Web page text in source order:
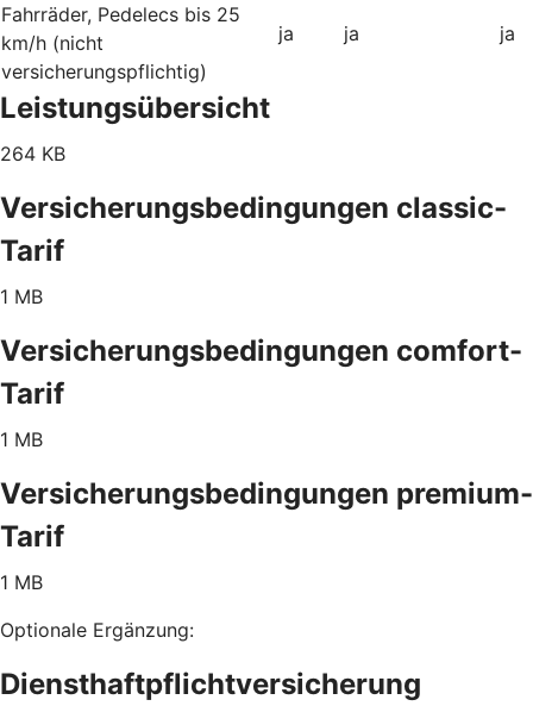
Fahrräder, Pedelecs bis 25
km/h (nicht
versicherungspflichtig)
ja ja ja
Leistungsübersicht
264 KB
Versicherungsbedingungen classic-
Tarif
1 MB
Versicherungsbedingungen comfort-
Tarif
1 MB
Versicherungsbedingungen premium-
Tarif
1 MB
Optionale Ergänzung:
Diensthaftpflichtversicherung